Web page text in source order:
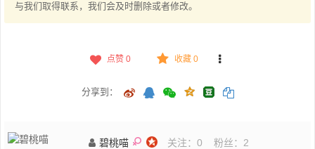
与我们取得联系，我们会及时删除或者修改。
点赞 0 收藏 0
分享到：
碧桃喵 关注： 0 粉丝： 2